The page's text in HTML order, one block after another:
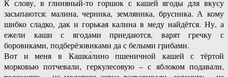
К слову, в глиняный-то горшок с кашей ягоды для вкусу
засыпаются: малина, черника, земляника, брусника. А кому
шибко сладко, дак и горькая калина в меду найдётся. Ну, а
ежели каши с ягодами приедаются, варят гречку с
боровиками, подберёзовиками да с белыми грибами.
Вот и меня в Кашка́лино пшеничной кашей с тёртой
морковью потчевали, геркулесовую – с яблоком подавали,